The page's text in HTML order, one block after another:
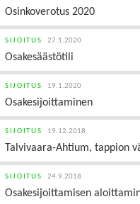
Osinkoverotus 2020
SIJOITUS 27.1.2020
Osakesäästötili
SIJOITUS 19.1.2020
Osakesijoittaminen
SIJOITUS 19.12.2018
Talvivaara-Ahtium, tappion
SIJOITUS 24.9.2018
Osakesijoittamisen